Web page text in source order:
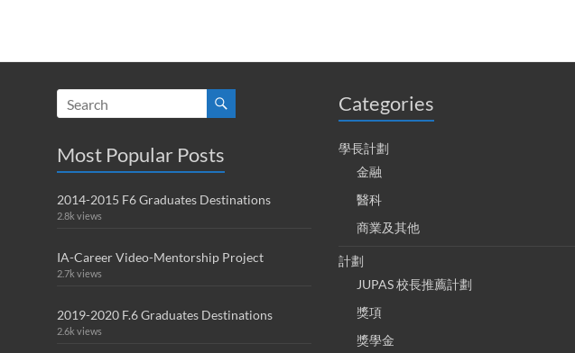
Most Popular Posts
2014-2015 F6 Graduates Destinations
2.8k views
IA-Career Video-Mentorship Project
2.7k views
2019-2020 F.6 Graduates Destinations
2.6k views
Categories
學長計劃
金融
醫科
商業及其他
計劃
JUPAS 校長推薦計劃
獎項
獎學金